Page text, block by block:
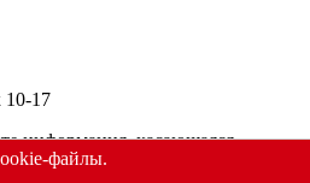
17
информация, касающаяся
наличия на складе, стоимости
файлы.